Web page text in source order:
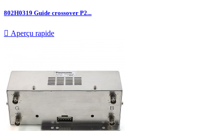
802H0319 Guide crossover P2...
 Aperçu rapide